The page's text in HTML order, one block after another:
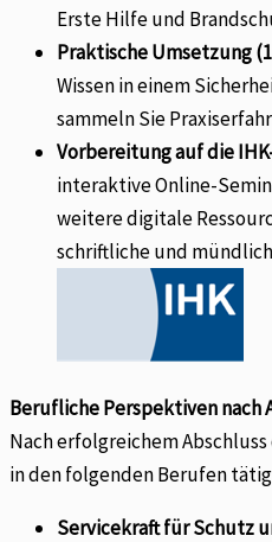
Erste Hilfe und
Praktische Umsetzung
Wissen in einem
sammeln Sie
Vorbereitung auf die
interaktive Online-
weitere digitale
schriftliche und
Berufliche Perspektiven nach
Nach erfolgreichem
in den folgenden Berufen
Servicekraft für Schutz